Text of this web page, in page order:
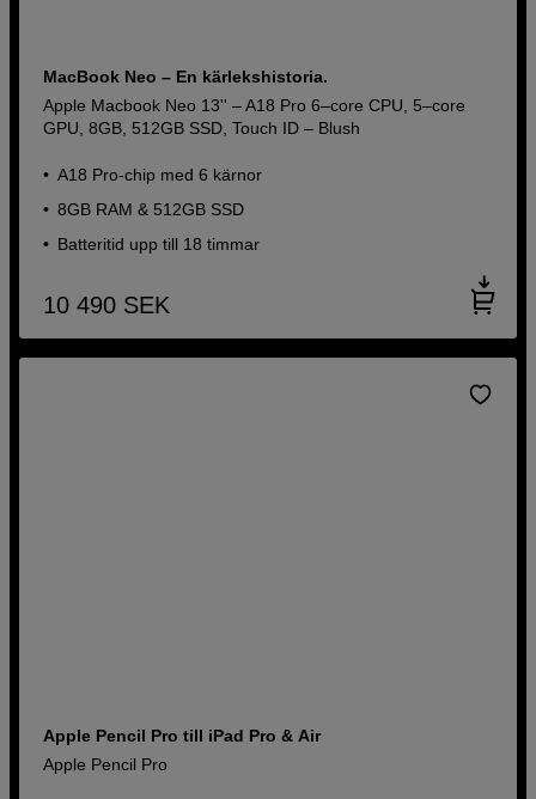
MacBook Neo – En kärlekshistoria.
Apple Macbook Neo 13'' – A18 Pro 6–core CPU, 5–core
GPU, 8GB, 512GB SSD, Touch ID – Blush
A18 Pro-chip med 6 kärnor
8GB RAM & 512GB SSD
Batteritid upp till 18 timmar
10 490 SEK
Apple Pencil Pro till iPad Pro & Air
Apple Pencil Pro